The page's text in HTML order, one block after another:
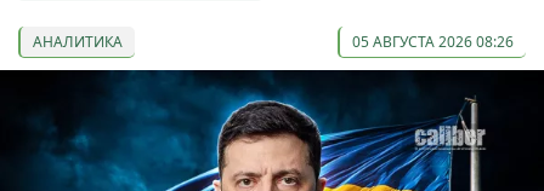
АНАЛИТИКА 05 АВГУСТА 2026 08:26